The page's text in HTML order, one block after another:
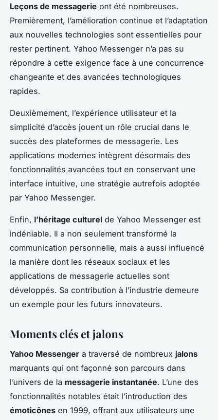
Leçons de messagerie ont été nombreuses.
Premièrement, l’amélioration continue et l’adaptation
aux nouvelles technologies sont essentielles pour
rester pertinent. Yahoo Messenger n’a pas su
répondre à cette exigence face à une concurrence
changeante et des avancées technologiques
rapides.
Deuxièmement, l’expérience utilisateur et la
simplicité d’accès jouent un rôle crucial dans le
succès des plateformes de messagerie. Les
applications modernes intègrent désormais des
fonctionnalités avancées tout en conservant une
interface intuitive, une stratégie autrefois adoptée
par Yahoo Messenger.
Enfin, l’héritage culturel de Yahoo Messenger est
indéniable. Il a non seulement transformé la
communication personnelle, mais a aussi influencé
la manière dont les réseaux sociaux et les
applications de messagerie actuelles sont
développés. Sa contribution à l’industrie demeure
un exemple pour les futurs innovateurs.
Moments clés et jalons
Yahoo Messenger a traversé de nombreux jalons
marquants qui ont façonné son parcours dans
l’univers de la messagerie instantanée. L’une des
fonctionnalités notables était l’introduction des
émoticônes en 1999, offrant aux utilisateurs une